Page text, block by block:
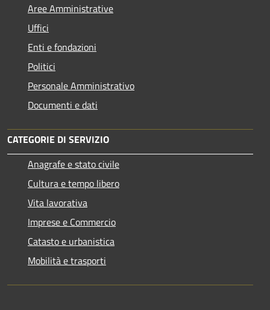
Aree Amministrative
Uffici
Enti e fondazioni
Politici
Personale Amministrativo
Documenti e dati
CATEGORIE DI SERVIZIO
Anagrafe e stato civile
Cultura e tempo libero
Vita lavorativa
Imprese e Commercio
Catasto e urbanistica
Mobilità e trasporti